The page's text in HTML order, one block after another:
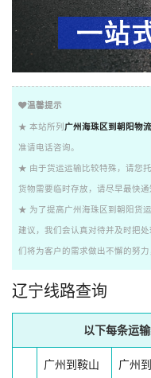
温馨提示
★ 本站所列 广州海珠区到朝阳物
准请电话咨询。
★ 由于货运运输比较特殊，请您
货物需要临时存放，请尽早最快
★ 为了提高广州海珠区到朝阳货
建议，我们会认真对待并及时把
们将为客户的需求做出不懈的努
辽宁线路查询
以下每条运
广州到鞍山
广州